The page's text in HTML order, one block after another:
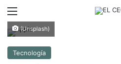
(Unsplash)
Tecnología